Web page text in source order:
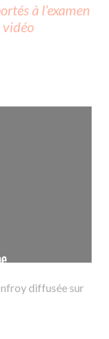
à l’examen
vidéo
diffusée sur